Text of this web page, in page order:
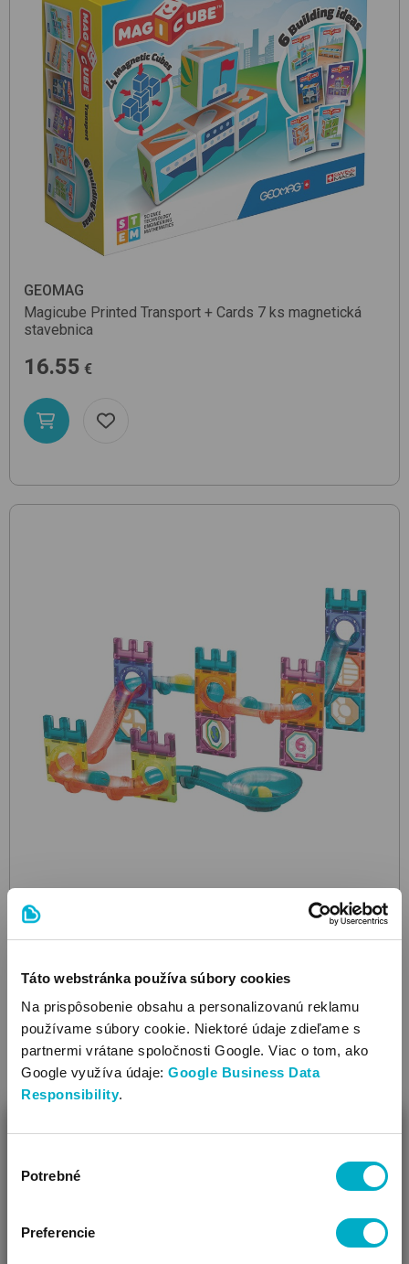
Táto webstránka používa súbory cookies
Na prispôsobenie obsahu a personalizovanú reklamu
používame súbory cookie. Niektoré údaje zdieľame s
partnermi vrátane spoločnosti Google. Viac o tom, ako
Google využíva údaje: Google Business Data
Responsibility.
súhlasu
Potrebné
Preferencie
GEOMAG
Magicube Printed Transport + Cards 7 ks magnetická
stavebnica
16.55 €
TOY PUZZLE
Magic Magnetic Building Blocks 54 ks
magnetická
stavebnica
14.08 €